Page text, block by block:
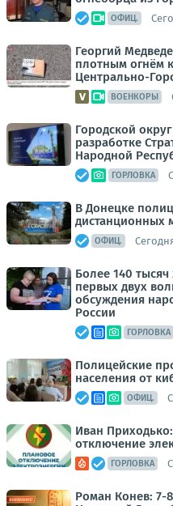
ОФИЦ.
Георгий
плотным огнём
Центрально-
ВОЕНКОРЫ
Городской
разработке
Народной
ГОРЛОВКА
В Донецке
дистанционных
ОФИЦ.
Более 140
первых двух
обсуждения
России
ГОРЛОВКА
Полицейские
населения от
ОФИЦ.
Иван
отключение
ГОРЛОВКА
Роман Конев: 7-